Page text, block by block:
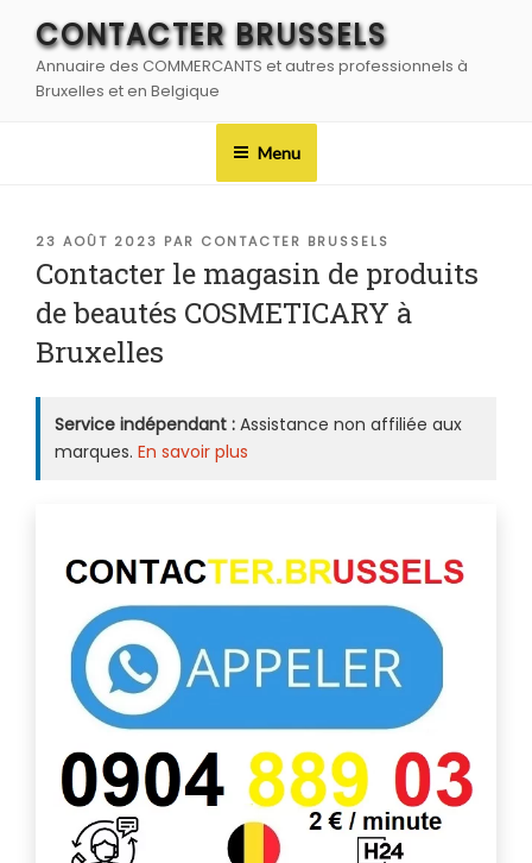
contenu
principal
CONTACTER BRUSSELS
Annuaire des COMMERCANTS et autres professionnels à
Bruxelles et en Belgique
Menu
PUBLIÉ
LE
23 AOÛT 2023 PAR CONTACTER BRUSSELS
Contacter le magasin de produits
de beautés COSMETICARY à
Bruxelles
Service indépendant : Assistance non affiliée aux
marques. En savoir plus